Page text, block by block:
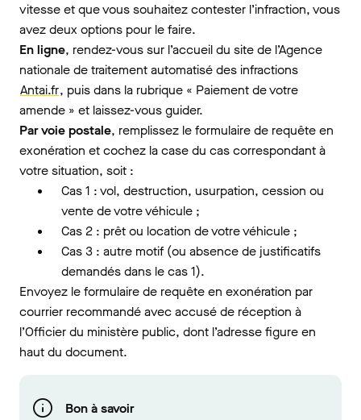
vitesse et que vous souhaitez contester l’infraction, vous
avez deux options pour le faire.
En ligne, rendez-vous sur l’accueil du site de l’Agence
nationale de traitement automatisé des infractions
Antai.fr, puis dans la rubrique « Paiement de votre
amende » et laissez-vous guider.
Par voie postale, remplissez le formulaire de requête en
exonération et cochez la case du cas correspondant à
votre situation, soit :
Cas 1 : vol, destruction, usurpation, cession ou
vente de votre véhicule ;
Cas 2 : prêt ou location de votre véhicule ;
Cas 3 : autre motif (ou absence de justificatifs
demandés dans le cas 1).
Envoyez le formulaire de requête en exonération par
courrier recommandé avec accusé de réception à
l’Officier du ministère public, dont l’adresse figure en
haut du document.
Bon à savoir